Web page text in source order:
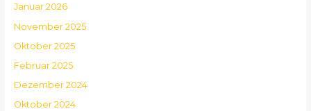
Januar 2026
November 2025
Oktober 2025
Februar 2025
Dezember 2024
Oktober 2024